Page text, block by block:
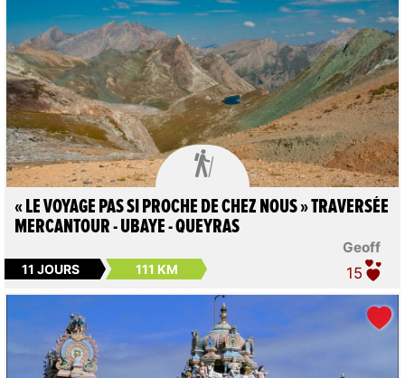

Geoff
« LE VOYAGE PAS SI PROCHE DE CHEZ NOUS » TRAVERSÉE
MERCANTOUR - UBAYE - QUEYRAS
11 JOURS 111 KM 15